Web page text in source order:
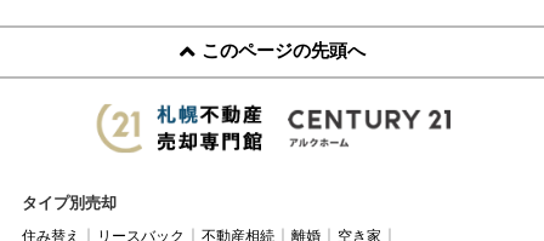
このページの先頭へ
タイプ別売却
住み替え リースバック 不動産相続 離婚
空き家